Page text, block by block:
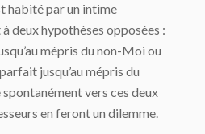
habité par un intime
deux hypothèses opposées :
mépris du non-Moi ou
jusqu’au mépris du
vers ces deux
en feront un dilemme.